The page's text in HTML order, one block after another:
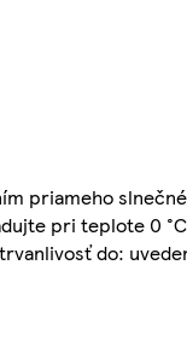
priameho
pri teplote 0
do: